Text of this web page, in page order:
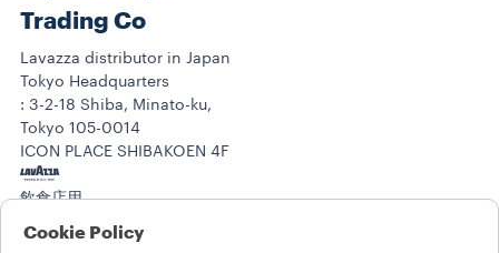
Trading Co
Lavazza distributor in Japan
Tokyo Headquarters
: 3-2-18 Shiba, Minato-ku,
Tokyo 105-0014
ICON PLACE SHIBAKOEN 4F
飲食店用
トレーニングセンター
Cookie Policy